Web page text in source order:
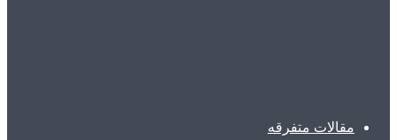
مقالات متفرقه